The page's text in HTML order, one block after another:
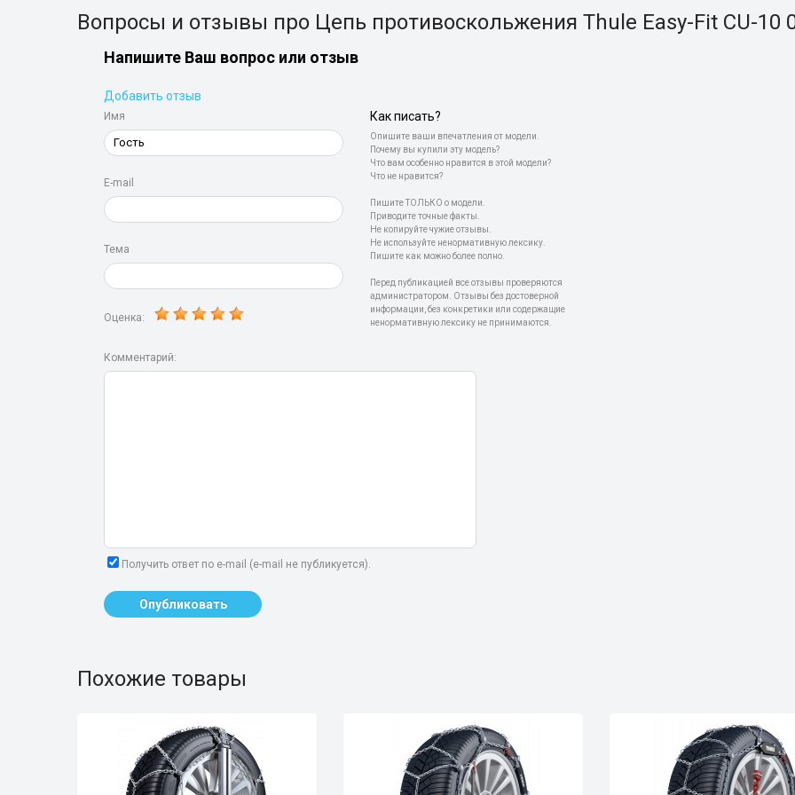
Вопросы и отзывы про Цепь противоскольжения Thule Easy-Fit CU-10
Напишите Ваш вопрос или отзыв
Добавить отзыв
Имя
E-mail
Тема
Оценка:
Как писать?
Опишите ваши впечатления от модели.
Почему вы купили эту модель?
Что вам особенно нравится в этой модели?
Что не нравится?
Пишите ТОЛЬКО о модели.
Приводите точные факты.
Не копируйте чужие отзывы.
Не используйте ненормативную лексику.
Пишите как можно более полно.
Перед публикацией все отзывы проверяются
администратором. Отзывы без достоверной
информации, без конкретики или содержащие
ненормативную лексику не принимаются.
Комментарий:
Получить ответ по e-mail (e-mail не публикуется).
Опубликовать
Похожие товары